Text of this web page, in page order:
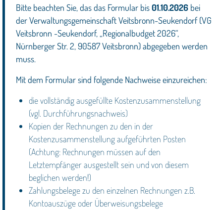
Bitte beachten Sie, das das Formular bis01.10.2026bei
der Verwaltungsgemeinschaft Veitsbronn-Seukendorf (VG
Veitsbronn -Seukendorf, „Regionalbudget 2026“,
Nürnberger Str. 2, 90587 Veitsbronn) abgegeben werden
muss.
Mit dem Formular sind folgende Nachweise einzureichen:
die vollständig ausgefüllte Kostenzusammenstellung
(vgl. Durchführungsnachweis)
Kopien der Rechnungen zu den in der
Kostenzusammenstellung aufgeführten Posten
(Achtung: Rechnungen müssen auf den
Letztempfänger ausgestellt sein und von diesem
beglichen werden!)
Zahlungsbelege zu den einzelnen Rechnungen z.B.
Kontoauszüge oder Überweisungsbelege